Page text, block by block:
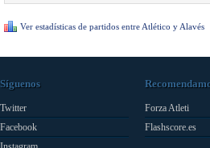
Ver estadísticas de partidos entre Atlético y Alavés
Síguenos
Twitter
Facebook
Forza Atleti
Flashscore.es